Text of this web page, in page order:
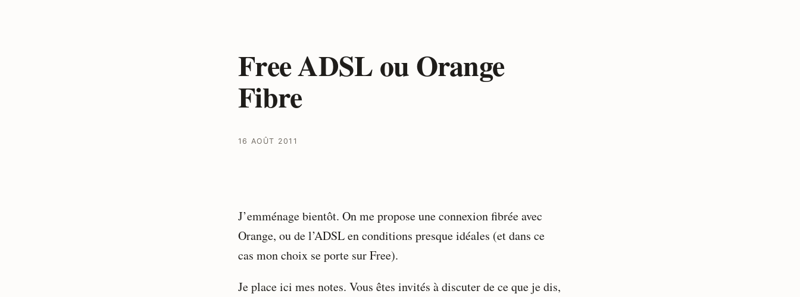
Free ADSL ou Orange
Fibre
16 AOÛT 2011
J’emménage bientôt. On me propose une connexion fibrée avec
Orange, ou de l’ADSL en conditions presque idéales (et dans ce
cas mon choix se porte sur Free).
Je place ici mes notes. Vous êtes invités à discuter de ce que je dis,